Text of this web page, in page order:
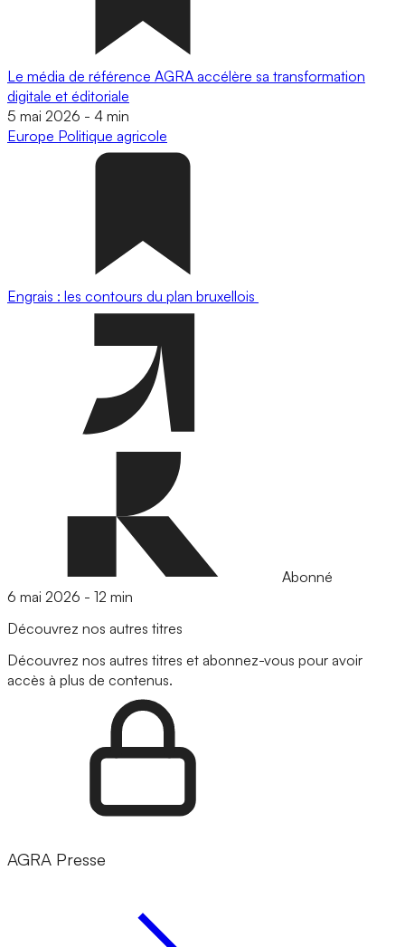
Le média de référence AGRA accélère sa transformation
digitale et éditoriale
5 mai 2026 - 4 min
Europe Politique agricole
Engrais : les contours du plan bruxellois
Abonné
6 mai 2026 - 12 min
Découvrez nos autres titres
Découvrez nos autres titres et abonnez-vous pour avoir
accès à plus de contenus.
AGRA Presse